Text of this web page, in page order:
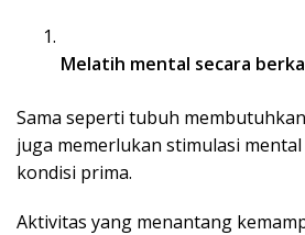
Melatih mental secara
Sama seperti tubuh
juga memerlukan stimulasi
kondisi prima.
Aktivitas yang menantang